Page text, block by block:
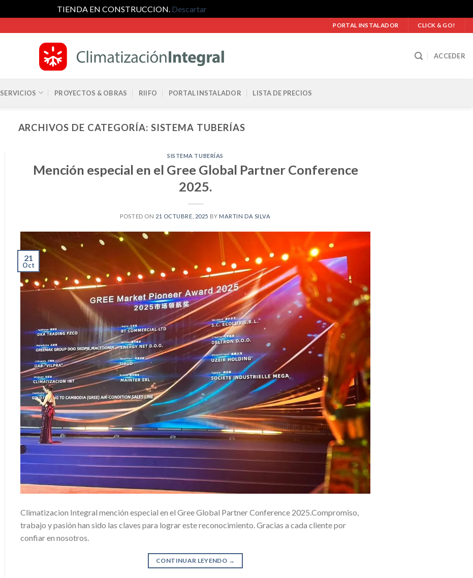
TIENDA EN CONSTRUCCION. Descartar
PORTAL INSTALADOR CLICK & GO!
ACCEDER
SERVICIOS PROYECTOS & OBRAS RIIFO PORTAL INSTALADOR LISTA DE PRECIOS
ARCHIVOS DE CATEGORÍA: SISTEMA TUBERÍAS
SISTEMA TUBERÍAS
Mención especial en el Gree Global Partner Conference
2025.
POSTED ON 21 OCTUBRE, 2025 BY MARTIN DA SILVA
21
Oct
Climatizacion Integral mención especial en el Gree Global Partner Conference 2025.Compromiso,
trabajo y pasión han sido las claves para lograr este reconocimiento. Gracias a cada cliente por
confiar en nosotros.
CONTINUAR LEYENDO →